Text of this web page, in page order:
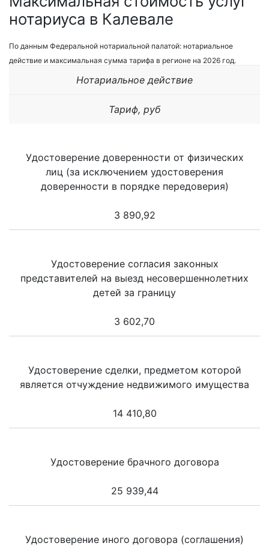
нотариуса в Калевале
По данным Федеральной нотариальной палатой: нотариальное
действие и максимальная сумма тарифа в регионе на 2026 год.
Нотариальное действие
Тариф, руб
Удостоверение доверенности от физических
лиц (за исключением удостоверения
доверенности в порядке передоверия)
3 890,92
Удостоверение согласия законных
представителей на выезд несовершеннолетних
детей за границу
3 602,70
Удостоверение сделки, предметом которой
является отчуждение недвижимого имущества
14 410,80
Удостоверение брачного договора
25 939,44
Удостоверение иного договора (соглашения)